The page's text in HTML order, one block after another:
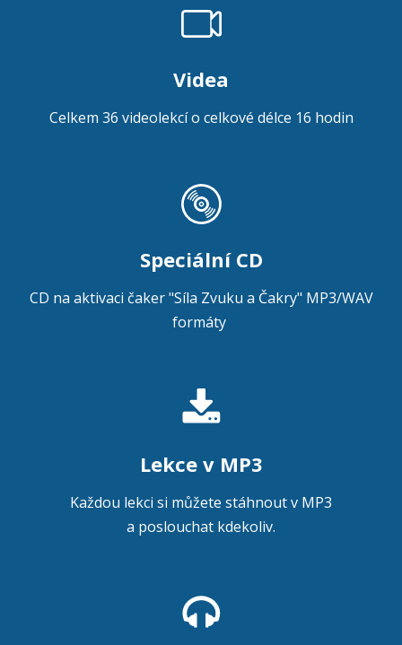
Videa
Celkem 36 videolekcí o celkové délce 16 hodin
Speciální CD
CD na aktivaci čaker "Síla Zvuku a Čakry" MP3/WAV
formáty
Lekce v MP3
Každou lekci si můžete stáhnout v MP3
a poslouchat kdekoliv.